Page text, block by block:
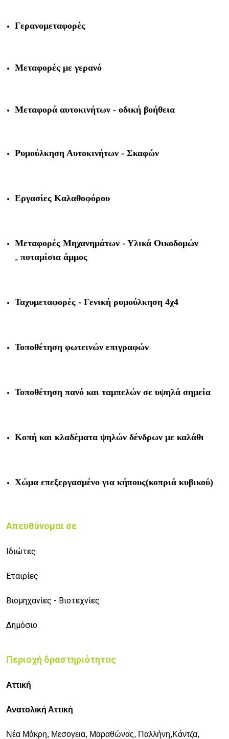
Γερανομεταφορές
Μεταφορές με γερανό
Μεταφορά αυτοκινήτων - οδική βοήθεια
Ρυμούλκηση Αυτοκινήτων - Σκαφών
Εργασίες Καλαθοφόρου
Μεταφορές Μηχανημάτων - Υλικά Οικοδομών
ποταμίσια άμμος
Ταχυμεταφορές - Γενική ρυμούλκηση 4χ4
Τοποθέτηση φωτεινών επιγραφών
Τοποθέτηση πανό και ταμπελών σε υψηλά σημεία
Κοπή και κλαδέματα ψηλών δένδρων με καλάθι
Χώμα επεξεργασμένο για κήπους(κοπριά κυβικού)
Απευθύνομαι σε
Ιδιώτες
Εταιρίες
Βιομηχανίες - Βιοτεχνίες
Δημόσιο
Περιοχή δραστηριότητας
Αττική
Ανατολική Αττική
Νέα Μάκρη, Μεσογεια, Μαραθώνας, Παλλήνη,Κάντζα,